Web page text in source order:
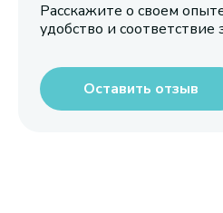
Расскажите о своем
удобство и
Оставить отзыв